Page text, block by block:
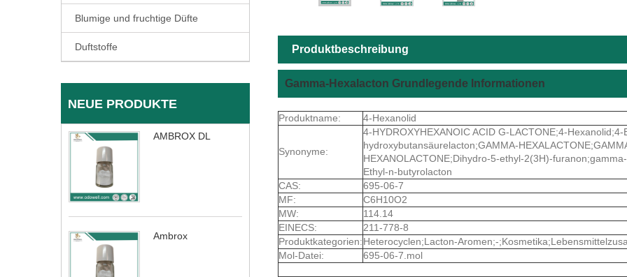
Blumige und fruchtige Düfte
Duftstoffe
NEUE PRODUKTE
AMBROX DL
Ambrox
Produktbeschreibung
Gamma-Hexalacton Grundlegende Informationen
Produktname: 4-Hexanolid
Synonyme:
4-HYDROXYHEXANOIC ACID G-LACTONE;4-Hexanolid;4-
hydroxybutansäurelacton;GAMMA-
HEXANOLACTONE;Dihydro-5-ethyl-2(3H)-
Ethyl-n-butyrolacton
CAS:
695-06-7
MF:
C6H10O2
MW:
114.14
EINECS:
211-778-8
Produktkategorien:Heterocyclen;Lacton-Aromen;-
Mol-Datei:
695-06-7.mol